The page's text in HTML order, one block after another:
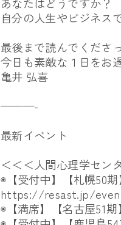
自分の人生やビジネス
最後まで読んでくださ
今日も素敵な１日をお
亀井 弘喜
———-
最新イベント
＜＜＜人間心理学セン
◉【受付中】【札幌50
https://resast.jp/
◉【満席】【名古屋51